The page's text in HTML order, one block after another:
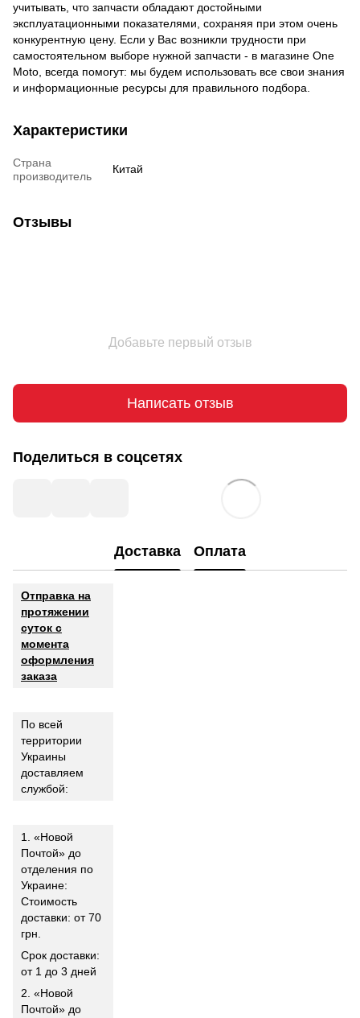
учитывать, что запчасти обладают достойными
эксплуатационными показателями, сохраняя при этом очень
конкурентную цену. Если у Вас возникли трудности при
самостоятельном выборе нужной запчасти - в магазине One
Moto, всегда помогут: мы будем использовать все свои знания
и информационные ресурсы для правильного подбора.
Характеристики
Страна
производитель
Китай
Отзывы
Добавьте первый отзыв
Написать отзыв
Поделиться в соцсетях
Доставка Оплата
Отправка на
протяжении
суток с
момента
оформления
заказа
По всей
территории
Украины
доставляем
службой:
1. «Новой
Почтой» до
отделения по
Украине:
Стоимость
доставки: от 70
грн.
Срок доставки:
от 1 до 3 дней
2. «Новой
Почтой» до